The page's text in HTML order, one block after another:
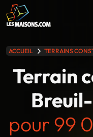
ACCUEIL TERRAINS
Terrain
pour 99